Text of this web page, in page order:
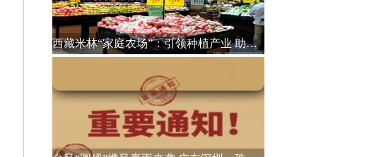
西藏米林“家庭农场”：引领种植产业 助力乡村振兴